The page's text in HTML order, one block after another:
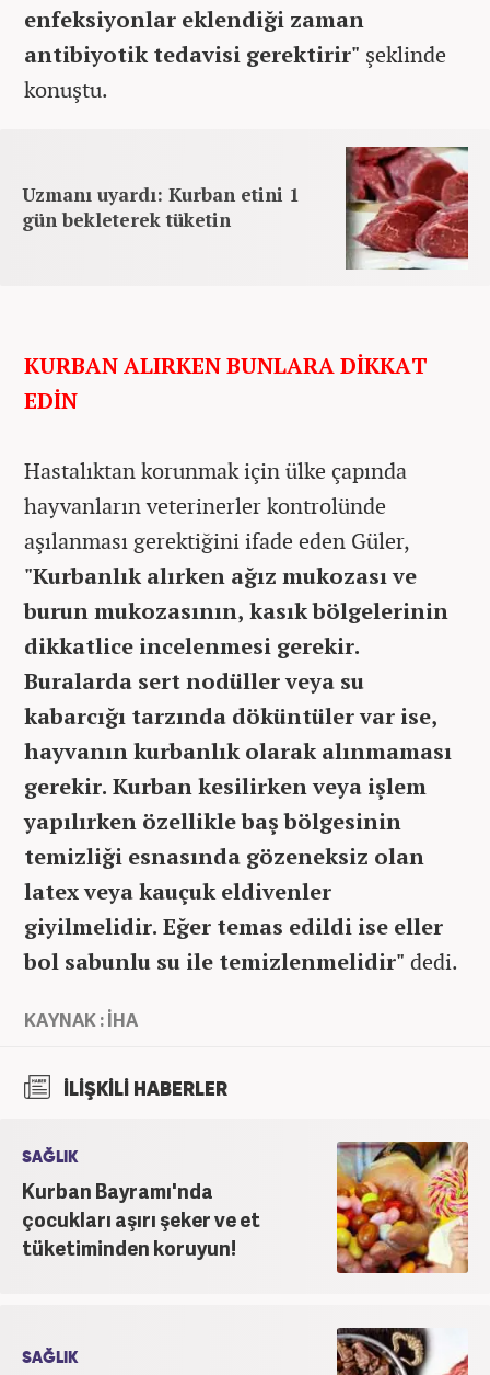
enfeksiyonlar eklendiği zaman
antibiyotik tedavisi gerektirir" şeklinde
konuştu.
Uzmanı uyardı: Kurban etini 1
gün bekleterek tüketin
KURBAN ALIRKEN BUNLARA DİKKAT
EDİN
Hastalıktan korunmak için ülke çapında
hayvanların veterinerler kontrolünde
aşılanması gerektiğini ifade eden Güler,
"Kurbanlık alırken ağız mukozası ve
burun mukozasının, kasık bölgelerinin
dikkatlice incelenmesi gerekir.
Buralarda sert nodüller veya su
kabarcığı tarzında döküntüler var ise,
hayvanın kurbanlık olarak alınmaması
gerekir. Kurban kesilirken veya işlem
yapılırken özellikle baş bölgesinin
temizliği esnasında gözeneksiz olan
latex veya kauçuk eldivenler
giyilmelidir. Eğer temas edildi ise eller
bol sabunlu su ile temizlenmelidir" dedi.
KAYNAK : İHA
İLİŞKİLİ HABERLER
SAĞLIK
Kurban Bayramı'nda
çocukları aşırı şeker ve et
tüketiminden koruyun!
SAĞLIK